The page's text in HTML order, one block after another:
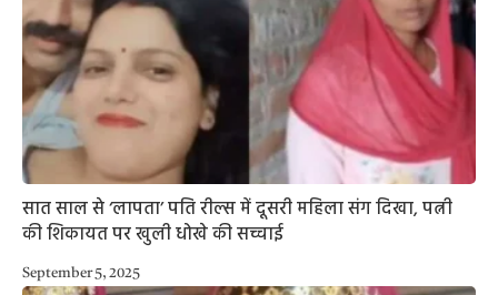
सात साल से ‘लापता’ पति रील्स में दूसरी महिला संग दिखा, पत्नी
की शिकायत पर खुली धोखे की सच्चाई
September 5, 2025